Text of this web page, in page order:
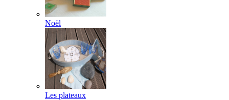
Noël
Les plateaux